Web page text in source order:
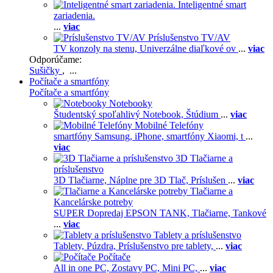
Inteligentné smart
zariadenia.
... viac
Príslušenstvo TV/AV
TV konzoly na stenu, Univerzálne diaľkové ov ... viac
Odporúčame:
Sušičky , ...
Počítače a smartfóny
Počítače a smartfóny
Notebooky
Študentský spoľahlivý Notebook, Štúdium ... viac
Mobilné Telefóny
smartfóny Samsung, iPhone, smartfóny Xiaomi, t ...
viac
3D Tlačiarne a
príslušenstvo
3D Tlačiarne, Náplne pre 3D Tlač, Príslušen ... viac
Tlačiarne a
Kancelárske potreby
SUPER Dopredaj EPSON TANK, Tlačiarne, Tankové
... viac
Tablety a príslušenstvo
Tablety, Púzdra, Príslušenstvo pre tablety, ... viac
Počítače
All in one PC, Zostavy PC, Mini PC, ... viac